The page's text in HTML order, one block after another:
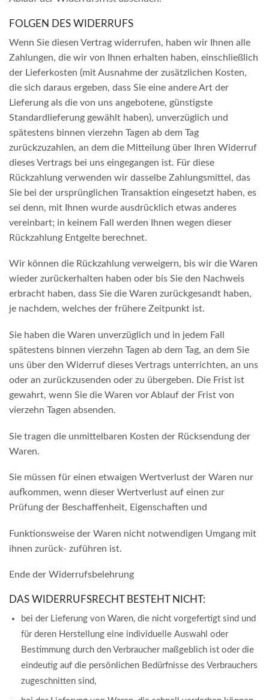
FOLGEN DES WIDERRUFS
Wenn Sie diesen Vertrag widerrufen, haben wir Ihnen alle
Zahlungen, die wir von Ihnen erhalten haben, einschließlich
der Lieferkosten (mit Ausnahme der zusätzlichen Kosten,
die sich daraus ergeben, dass Sie eine andere Art der
Lieferung als die von uns angebotene, günstigste
Standardlieferung gewählt haben), unverzüglich und
spätestens binnen vierzehn Tagen ab dem Tag
zurückzuzahlen, an dem die Mitteilung über Ihren Widerruf
dieses Vertrags bei uns eingegangen ist. Für diese
Rückzahlung verwenden wir dasselbe Zahlungsmittel, das
Sie bei der ursprünglichen Transaktion eingesetzt haben, es
sei denn, mit Ihnen wurde ausdrücklich etwas anderes
vereinbart; in keinem Fall werden Ihnen wegen dieser
Rückzahlung Entgelte berechnet.
Wir können die Rückzahlung verweigern, bis wir die Waren
wieder zurückerhalten haben oder bis Sie den Nachweis
erbracht haben, dass Sie die Waren zurückgesandt haben,
je nachdem, welches der frühere Zeitpunkt ist.
Sie haben die Waren unverzüglich und in jedem Fall
spätestens binnen vierzehn Tagen ab dem Tag, an dem Sie
uns über den Widerruf dieses Vertrags unterrichten, an uns
oder an zurückzusenden oder zu übergeben. Die Frist ist
gewahrt, wenn Sie die Waren vor Ablauf der Frist von
vierzehn Tagen absenden.
Sie tragen die unmittelbaren Kosten der Rücksendung der
Waren.
Sie müssen für einen etwaigen Wertverlust der Waren nur
aufkommen, wenn dieser Wertverlust auf einen zur
Prüfung der Beschaffenheit, Eigenschaften und
Funktionsweise der Waren nicht notwendigen Umgang mit
ihnen zurück- zuführen ist.
Ende der Widerrufsbelehrung
DAS WIDERRUFSRECHT BESTEHT NICHT:
bei der Lieferung von Waren, die nicht vorgefertigt sind und
für deren Herstellung eine individuelle Auswahl oder
Bestimmung durch den Verbraucher maßgeblich ist oder die
eindeutig auf die persönlichen Bedürfnisse des Verbrauchers
zugeschnitten sind,